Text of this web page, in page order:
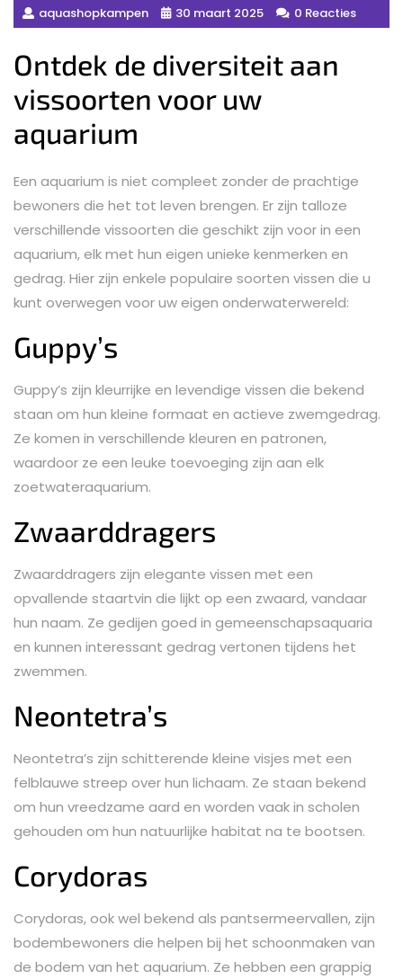
aquashopkampen 30 maart 2025 0 Reacties
Ontdek de diversiteit aan
vissoorten voor uw
aquarium
Een aquarium is niet compleet zonder de prachtige
bewoners die het tot leven brengen. Er zijn talloze
verschillende vissoorten die geschikt zijn voor in een
aquarium, elk met hun eigen unieke kenmerken en
gedrag. Hier zijn enkele populaire soorten vissen die u
kunt overwegen voor uw eigen onderwaterwereld:
Guppy’s
Guppy’s zijn kleurrijke en levendige vissen die bekend
staan om hun kleine formaat en actieve zwemgedrag.
Ze komen in verschillende kleuren en patronen,
waardoor ze een leuke toevoeging zijn aan elk
zoetwateraquarium.
Zwaarddragers
Zwaarddragers zijn elegante vissen met een
opvallende staartvin die lijkt op een zwaard, vandaar
hun naam. Ze gedijen goed in gemeenschapsaquaria
en kunnen interessant gedrag vertonen tijdens het
zwemmen.
Neontetra’s
Neontetra’s zijn schitterende kleine visjes met een
felblauwe streep over hun lichaam. Ze staan bekend
om hun vreedzame aard en worden vaak in scholen
gehouden om hun natuurlijke habitat na te bootsen.
Corydoras
Corydoras, ook wel bekend als pantsermeervallen, zijn
bodembewoners die helpen bij het schoonmaken van
de bodem van het aquarium. Ze hebben een grappig